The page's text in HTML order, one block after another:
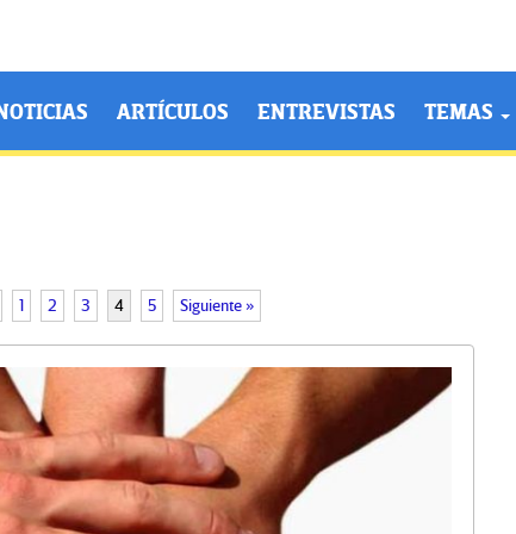
ARTÍCULOS ENTREVISTAS TEMAS
1 2 3 4 5 Siguiente »